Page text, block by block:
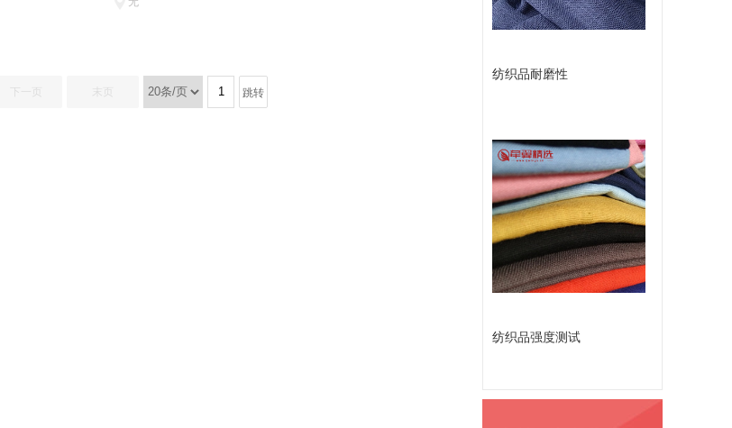
跳转
纺织品耐磨性
纺织品强度测试